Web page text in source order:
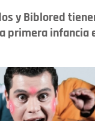
y Biblored
primera infancia